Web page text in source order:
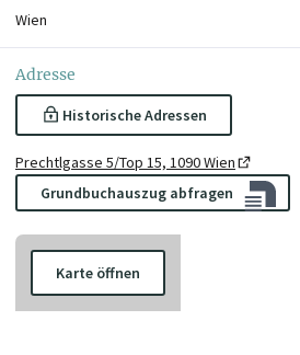
Wien
Adresse
Historische Adressen
Prechtlgasse 5/Top 15, 1090 Wien
Grundbuchauszug abfragen
Karte öffnen